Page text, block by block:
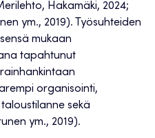
Hakamäki, 2024;
ym., 2019). Työsuhteiden
mukaan
tapahtunut
organisointi,
sekä
ym., 2019).